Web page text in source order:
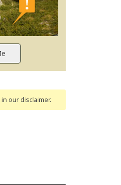
in our disclaimer.